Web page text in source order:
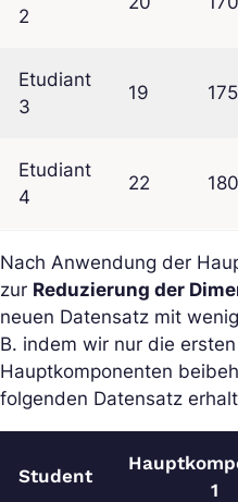
2
Etudiant
3
19 175
Etudiant
4
22 180
Nach Anwendung der
zur Reduzierung der
neuen Datensatz mit
B. indem wir nur die
Hauptkomponenten
folgenden Datensatz
Student
1